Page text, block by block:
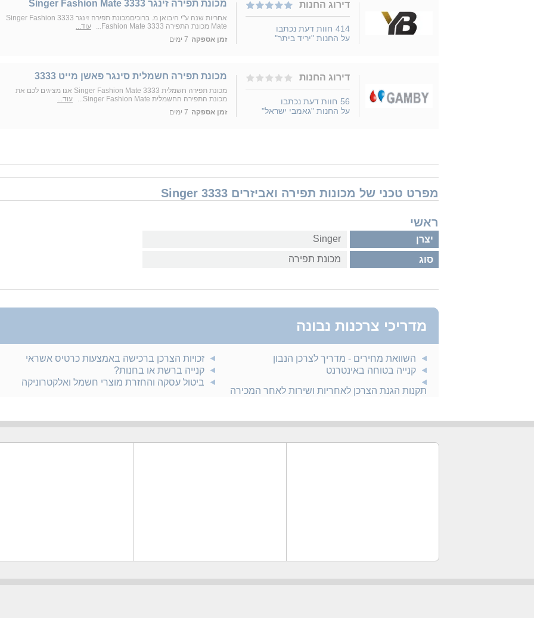
דירוג החנות
414 חוות דעת נכתבו
על החנות "יריד ביתר"
מכונת תפירה זינגר 3333 Singer Fashion Mate
אחריות שנה ע"י היבואן מ. ברוכיםמכונת תפירה זינגר 3333 Singer Fashion
Mate מכונת התפירה Fashion Mate 3333...
עוד...
זמן אספקה 7 ימים
דירוג החנות
56 חוות דעת נכתבו
על החנות "גאמבי ישראל"
מכונת תפירה חשמלית סינגר פאשן מייט 3333
מכונת תפירה חשמלית Singer Fashion Mate 3333 אנו מציגים לכם את
מכונת התפירה החשמלית Singer Fashion Mate...
עוד...
זמן אספקה 7 ימים
מפרט טכני של מכונות תפירה ואביזרים Singer 3333
ראשי
יצרן Singer
סוג מכונת תפירה
מדריכי צרכנות נבונה
השוואת מחירים - מדריך לצרכן הנבון
קנייה בטוחה באינטרנט
תקנות הגנת הצרכן לאחריות ושירות לאחר המכירה
זכויות הצרכן ברכישה באמצעות כרטיס אשראי
קנייה ברשת או בחנות?
ביטול עסקה והחזרת מוצרי חשמל ואלקטרוניקה